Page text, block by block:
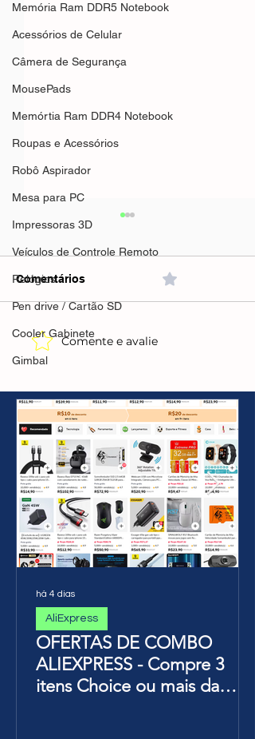
Memória Ram DDR5 Notebook
Acessórios de Celular
Câmera de Segurança
MousePads
Memórtia Ram DDR4 Notebook
Roupas e Acessórios
Robô Aspirador
Mesa para PC
Impressoras 3D
Veículos de Controle Remoto
Relógios
Pen drive / Cartão SD
Cooler Gabinete
Gimbal
Grand Theft Auto VI -
PlayStation
Pix // R$404,91 em 12X
Comentários
Comente e avalie
OFERTAS DE COMBO
ALIEXPRESS - Compre 3
itens Choice ou mais da
AliExpress
há 4 dias